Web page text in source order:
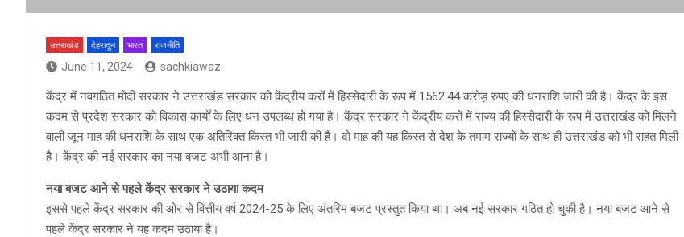
उत्तराखंड देहरादून भारत राजनीति
June 11, 2024 sachkiawaz
केंद्र में नवगठित मोदी सरकार ने उत्तराखंड सरकार को केंद्रीय करों में हिस्सेदारी के रूप में 1562.44 करोड़ रुपए की धनराशि जारी की है। केंद्र के इस
कदम से प्रदेश सरकार को विकास कार्यों के लिए धन उपलब्ध हो गया है। केंद्र सरकार ने केंद्रीय करों में राज्य की हिस्सेदारी के रूप में उत्तराखंड को मिलने
वाली जून माह की धनराशि के साथ एक अतिरिक्त किस्त भी जारी की है। दो माह की यह किस्त से देश के तमाम राज्यों के साथ ही उत्तराखंड को भी राहत मिली
है। केंद्र की नई सरकार का नया बजट अभी आना है।
नया बजट आने से पहले केंद्र सरकार ने उठाया कदम
इससे पहले केंद्र सरकार की ओर से वित्तीय वर्ष 2024-25 के लिए अंतरिम बजट प्रस्तुत किया था। अब नई सरकार गठित हो चुकी है। नया बजट आने से
पहले केंद्र सरकार ने यह कदम उठाया है।